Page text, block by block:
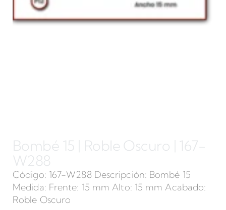
Bombé 15 | Roble Oscuro | 167-
W288
Código: 167-W288 Descripción: Bombé 15
Medida: Frente: 15 mm Alto: 15 mm Acabado:
Roble Oscuro